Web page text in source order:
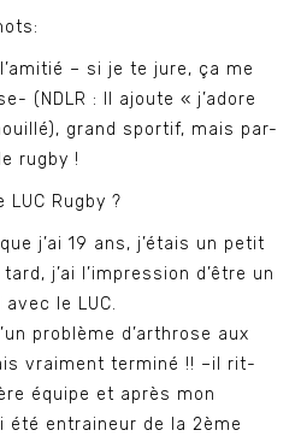
– si je te jure, ça me
(NDLR : Il ajoute « j’adore
grand sportif, mais par-
rugby !
Rugby ?
j’ai 19 ans, j’étais un petit
j’ai l’impression d’être un
le LUC.
problème d’arthrose aux
vraiment terminé !! –il rit-
équipe et après mon
été entraineur de la 2ème